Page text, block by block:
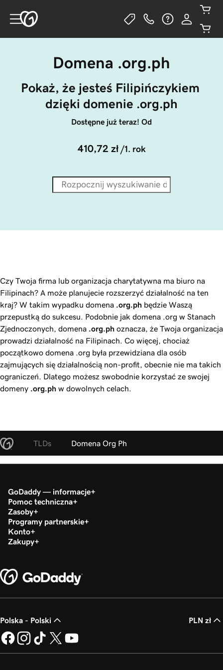
Domena .org.ph
Pokaż, że jesteś Filipińczykiem
dzięki domenie .org.ph
Dostępne już teraz! Od
410,72 zł /1. rok
Czy Twoja firma lub organizacja charytatywna ma biuro na
Filipinach? A może planujecie rozszerzyć działalność na ten
kraj? W takim wypadku domena .org.ph będzie Waszą
przepustką do sukcesu. Podobnie jak domena .org w Stanach
Zjednoczonych, domena .org.ph oznacza, że Twoja organizacja
prowadzi działalność na Filipinach. Co więcej, chociaż
początkowo domena .org była przewidziana dla osób
zajmujących się działalnością non-profit, obecnie nie ma takich
ograniczeń. Dlatego możesz swobodnie korzystać ze swojej
domeny .org.ph w dowolnych celach.
TLDs Domena Org Ph
GoDaddy — informacje
Pomoc techniczna
Zasoby
Programy partnerskie
Konto
Zakupy
Polska - Polski PLN zł